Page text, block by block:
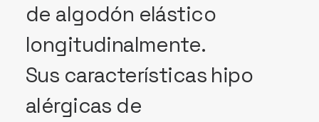
de algodón elástico
longitudinalmente.
Sus características hipo
alérgicas de